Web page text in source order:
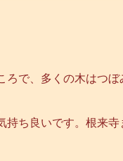
で、多くの木はつ
ち良いです。根来